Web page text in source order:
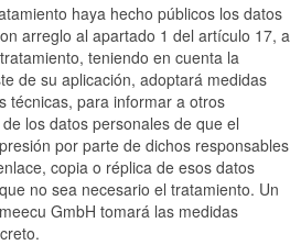
haya hecho públicos los datos
arreglo al apartado 1 del artículo 17, a
teniendo en cuenta la
de su aplicación, adoptará medidas
técnicas, para informar a otros
los datos personales de que el
por parte de dichos responsables
copia o réplica de esos datos
no sea necesario el tratamiento. Un
GmbH tomará las medidas